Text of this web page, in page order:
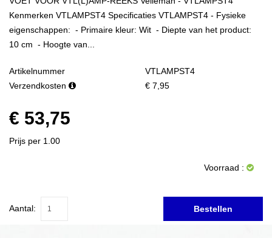
Kenmerken VTLAMPST4 Specificaties VTLAMPST4 - Fysieke
eigenschappen: - Primaire kleur: Wit - Diepte van het product:
10 cm - Hoogte van...
Artikelnummer
VTLAMPST4
Verzendkosten
€ 7,95
€ 53,75
Prijs per 1.00
Voorraad :
Aantal: Bestellen